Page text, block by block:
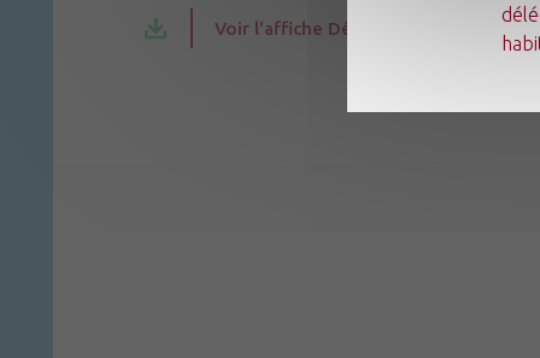
Voir l'affiche Découvrir la "bien-être